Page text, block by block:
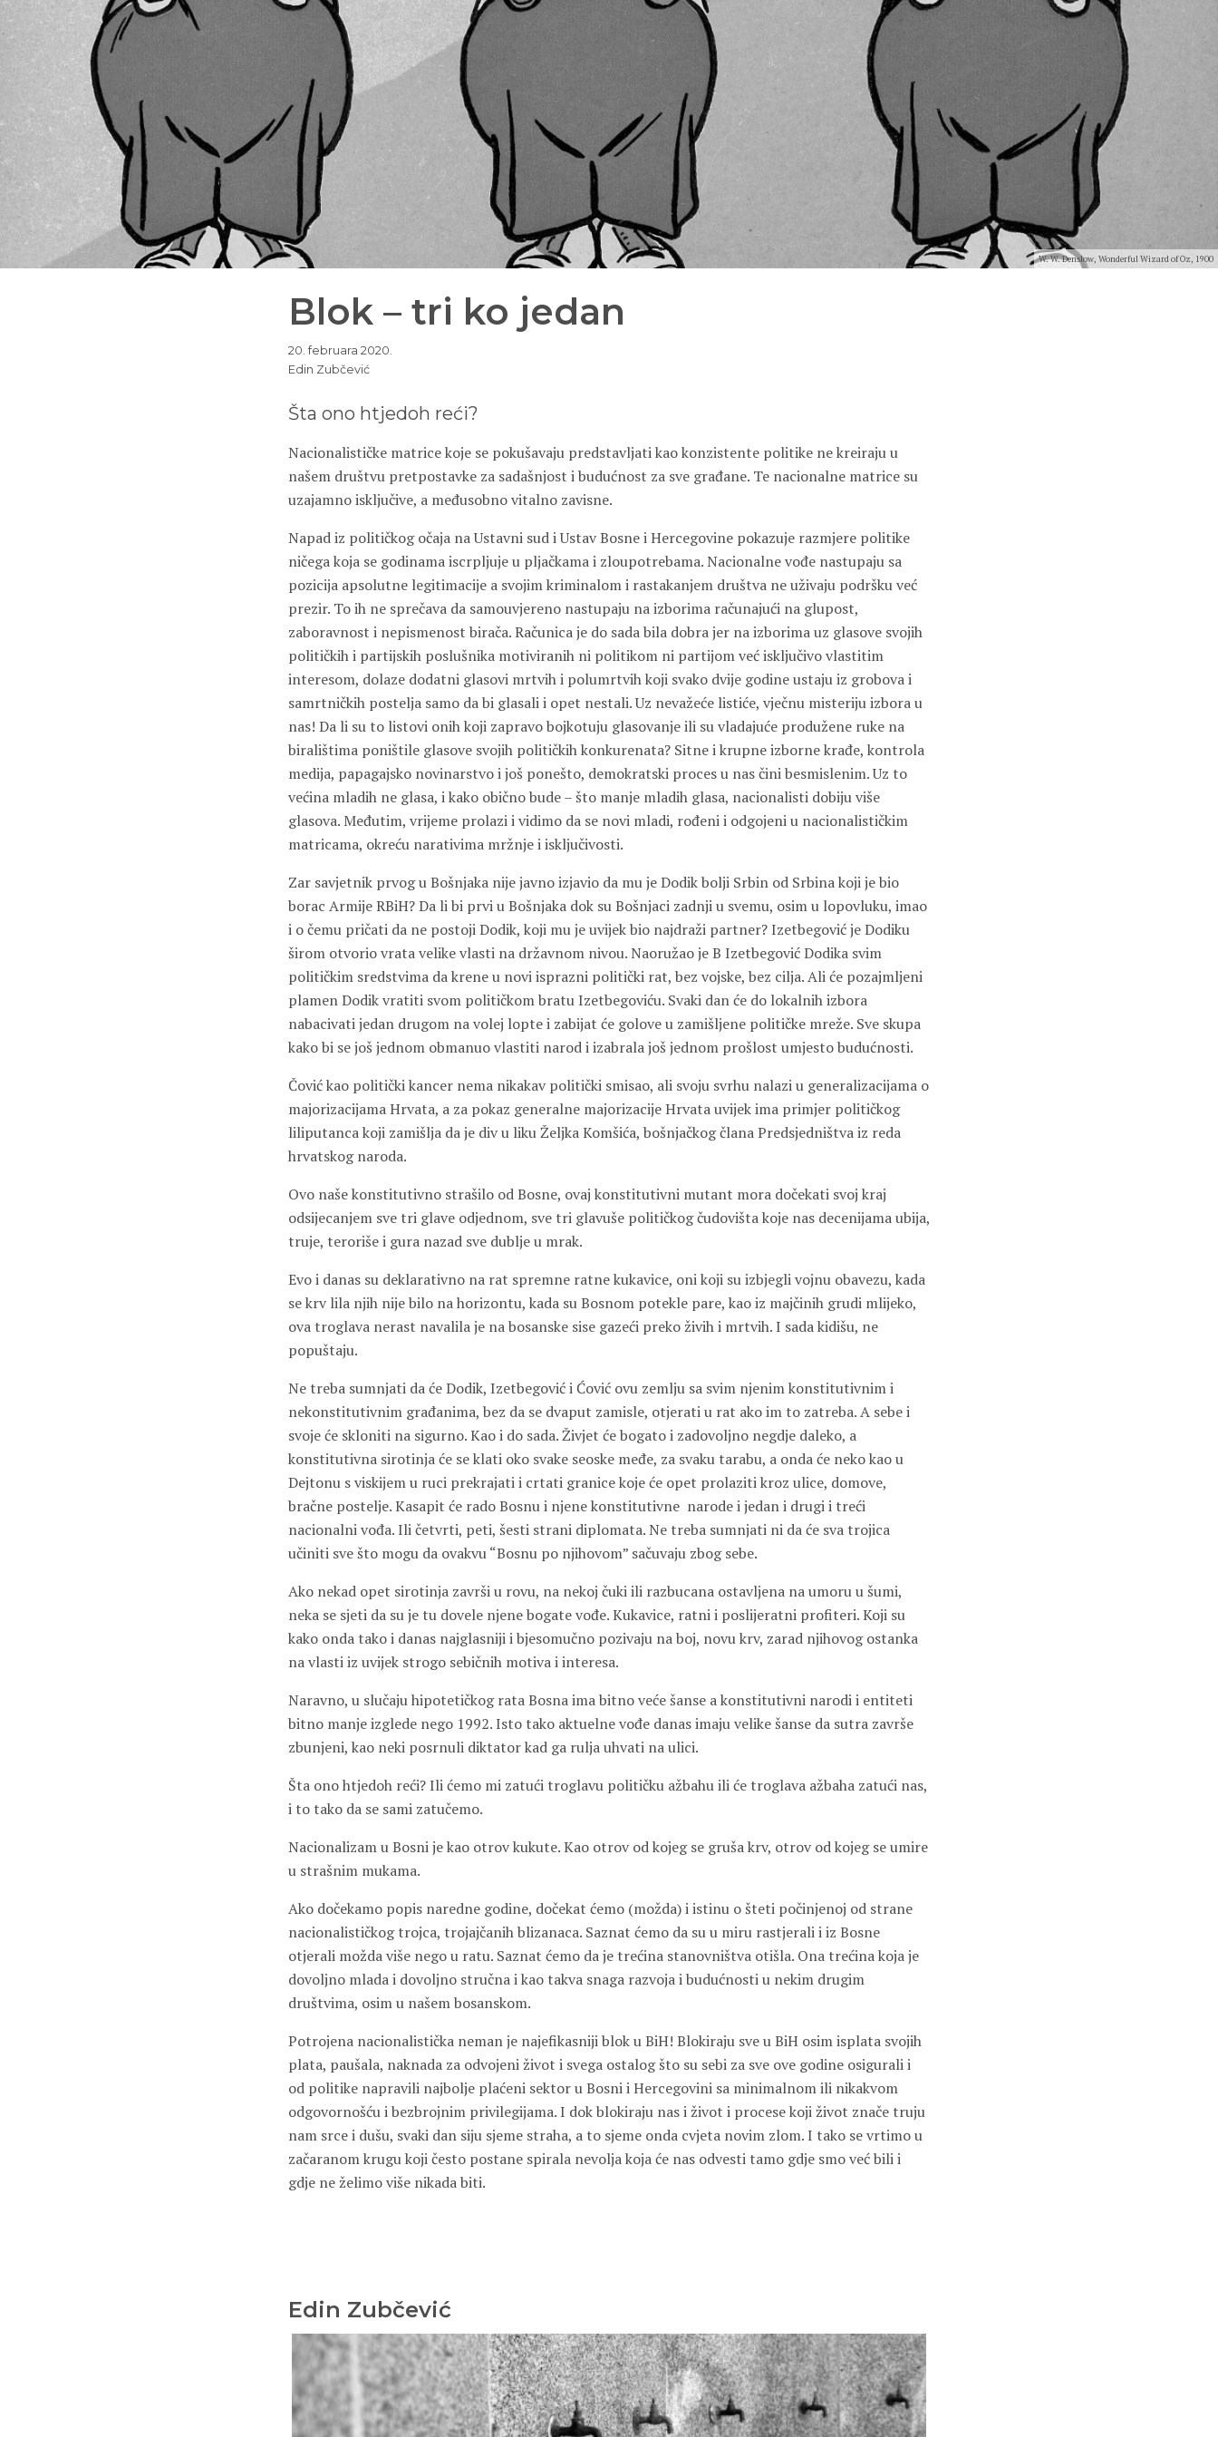
W. W. Denslow, Wonderful Wizard of Oz, 1900
Blok – tri ko jedan
20. februara 2020.
Edin Zubčević
Šta ono htjedoh reći?
Nacionalističke matrice koje se pokušavaju predstavljati kao konzistente politike ne kreiraju u
našem društvu pretpostavke za sadašnjost i budućnost za sve građane. Te nacionalne matrice su
uzajamno isključive, a međusobno vitalno zavisne.
Napad iz političkog očaja na Ustavni sud i Ustav Bosne i Hercegovine pokazuje razmjere politike
ničega koja se godinama iscrpljuje u pljačkama i zloupotrebama. Nacionalne vođe nastupaju sa
pozicija apsolutne legitimacije a svojim kriminalom i rastakanjem društva ne uživaju podršku već
prezir. To ih ne sprečava da samouvjereno nastupaju na izborima računajući na glupost,
zaboravnost i nepismenost birača. Računica je do sada bila dobra jer na izborima uz glasove svojih
političkih i partijskih poslušnika motiviranih ni politikom ni partijom već isključivo vlastitim
interesom, dolaze dodatni glasovi mrtvih i polumrtvih koji svako dvije godine ustaju iz grobova i
samrtničkih postelja samo da bi glasali i opet nestali. Uz nevažeće listiće, vječnu misteriju izbora u
nas! Da li su to listovi onih koji zapravo bojkotuju glasovanje ili su vladajuće produžene ruke na
biralištima poništile glasove svojih političkih konkurenata? Sitne i krupne izborne krađe, kontrola
medija, papagajsko novinarstvo i još ponešto, demokratski proces u nas čini besmislenim. Uz to
većina mladih ne glasa, i kako obično bude – što manje mladih glasa, nacionalisti dobiju više
glasova. Međutim, vrijeme prolazi i vidimo da se novi mladi, rođeni i odgojeni u nacionalističkim
matricama, okreću narativima mržnje i isključivosti.
Zar savjetnik prvog u Bošnjaka nije javno izjavio da mu je Dodik bolji Srbin od Srbina koji je bio
borac Armije RBiH? Da li bi prvi u Bošnjaka dok su Bošnjaci zadnji u svemu, osim u lopovluku, imao
i o čemu pričati da ne postoji Dodik, koji mu je uvijek bio najdraži partner? Izetbegović je Dodiku
širom otvorio vrata velike vlasti na državnom nivou. Naoružao je B Izetbegović Dodika svim
političkim sredstvima da krene u novi isprazni politički rat, bez vojske, bez cilja. Ali će pozajmljeni
plamen Dodik vratiti svom političkom bratu Izetbegoviću. Svaki dan će do lokalnih izbora
nabacivati jedan drugom na volej lopte i zabijat će golove u zamišljene političke mreže. Sve skupa
kako bi se još jednom obmanuo vlastiti narod i izabrala još jednom prošlost umjesto budućnosti.
Čović kao politički kancer nema nikakav politički smisao, ali svoju svrhu nalazi u generalizacijama o
majorizacijama Hrvata, a za pokaz generalne majorizacije Hrvata uvijek ima primjer političkog
liliputanca koji zamišlja da je div u liku Željka Komšića, bošnjačkog člana Predsjedništva iz reda
hrvatskog naroda.
Ovo naše konstitutivno strašilo od Bosne, ovaj konstitutivni mutant mora dočekati svoj kraj
odsijecanjem sve tri glave odjednom, sve tri glavuše političkog čudovišta koje nas decenijama ubija,
truje, teroriše i gura nazad sve dublje u mrak.
Evo i danas su deklarativno na rat spremne ratne kukavice, oni koji su izbjegli vojnu obavezu, kada
se krv lila njih nije bilo na horizontu, kada su Bosnom potekle pare, kao iz majčinih grudi mlijeko,
ova troglava nerast navalila je na bosanske sise gazeći preko živih i mrtvih. I sada kidišu, ne
popuštaju.
Ne treba sumnjati da će Dodik, Izetbegović i Ćović ovu zemlju sa svim njenim konstitutivnim i
nekonstitutivnim građanima, bez da se dvaput zamisle, otjerati u rat ako im to zatreba. A sebe i
svoje će skloniti na sigurno. Kao i do sada. Živjet će bogato i zadovoljno negdje daleko, a
konstitutivna sirotinja će se klati oko svake seoske međe, za svaku tarabu, a onda će neko kao u
Dejtonu s viskijem u ruci prekrajati i crtati granice koje će opet prolaziti kroz ulice, domove,
bračne postelje. Kasapit će rado Bosnu i njene konstitutivne narode i jedan i drugi i treći
nacionalni vođa. Ili četvrti, peti, šesti strani diplomata. Ne treba sumnjati ni da će sva trojica
učiniti sve što mogu da ovakvu “Bosnu po njihovom” sačuvaju zbog sebe.
Ako nekad opet sirotinja završi u rovu, na nekoj čuki ili razbucana ostavljena na umoru u šumi,
neka se sjeti da su je tu dovele njene bogate vođe. Kukavice, ratni i poslijeratni profiteri. Koji su
kako onda tako i danas najglasniji i bjesomučno pozivaju na boj, novu krv, zarad njihovog ostanka
na vlasti iz uvijek strogo sebičnih motiva i interesa.
Naravno, u slučaju hipotetičkog rata Bosna ima bitno veće šanse a konstitutivni narodi i entiteti
bitno manje izglede nego 1992. Isto tako aktuelne vođe danas imaju velike šanse da sutra završe
zbunjeni, kao neki posrnuli diktator kad ga rulja uhvati na ulici.
Šta ono htjedoh reći? Ili ćemo mi zatući troglavu političku ažbahu ili će troglava ažbaha zatući nas,
i to tako da se sami zatučemo.
Nacionalizam u Bosni je kao otrov kukute. Kao otrov od kojeg se gruša krv, otrov od kojeg se umire
u strašnim mukama.
Ako dočekamo popis naredne godine, dočekat ćemo (možda) i istinu o šteti počinjenoj od strane
nacionalističkog trojca, trojajčanih blizanaca. Saznat ćemo da su u miru rastjerali i iz Bosne
otjerali možda više nego u ratu. Saznat ćemo da je trećina stanovništva otišla. Ona trećina koja je
dovoljno mlada i dovoljno stručna i kao takva snaga razvoja i budućnosti u nekim drugim
društvima, osim u našem bosanskom.
Potrojena nacionalistička neman je najefikasniji blok u BiH! Blokiraju sve u BiH osim isplata svojih
plata, paušala, naknada za odvojeni život i svega ostalog što su sebi za sve ove godine osigurali i
od politike napravili najbolje plaćeni sektor u Bosni i Hercegovini sa minimalnom ili nikakvom
odgovornošću i bezbrojnim privilegijama. I dok blokiraju nas i život i procese koji život znače truju
nam srce i dušu, svaki dan siju sjeme straha, a to sjeme onda cvjeta novim zlom. I tako se vrtimo u
začaranom krugu koji često postane spirala nevolja koja će nas odvesti tamo gdje smo već bili i
gdje ne želimo više nikada biti.
Edin Zubčević